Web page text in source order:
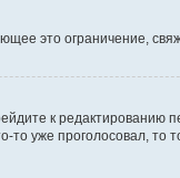
это ограничение,
к редактированию
то уже проголосовал,